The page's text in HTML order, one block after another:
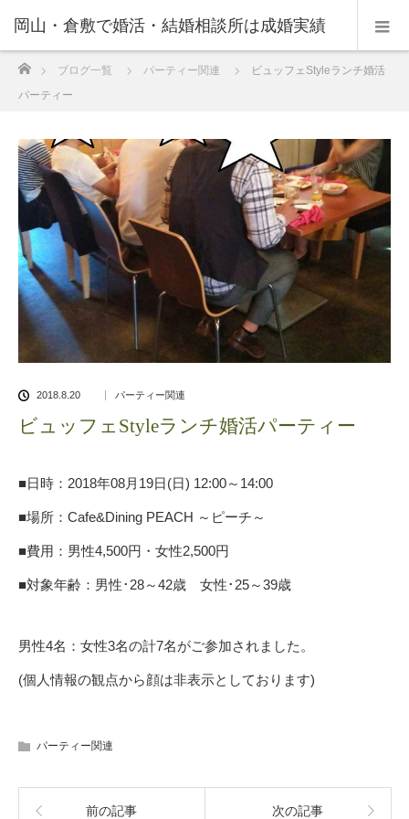
岡山・倉敷で婚活・結婚相談所は成婚実績
の豊富なNPO法人・和(なごみ)へ。
ブログ一覧 パーティー関連
ビュッフェStyleランチ婚活
パーティー
2018.8.20 パーティー関連
ビュッフェStyleランチ婚活パーティー
■日時：2018年08月19日(日) 12:00～14:00
■場所： Cafe&Dining PEACH ～ピーチ～
■費用：男性4,500円・女性2,500円
■対象年齢： 男性･28～42歳 女性･25～39歳
男性4名：女性3名の計7名がご参加されました。
(個人情報の観点から顔は非表示としております)
パーティー関連
前の記事 次の記事